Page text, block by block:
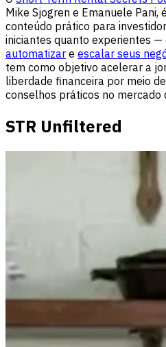
Mike Sjogren e Emanuele Pani,
conteúdo prático para
iniciantes quanto experientes —
automatizar e escalar seus
tem como objetivo acelerar a
liberdade financeira por meio
conselhos práticos no
STR Unfiltered